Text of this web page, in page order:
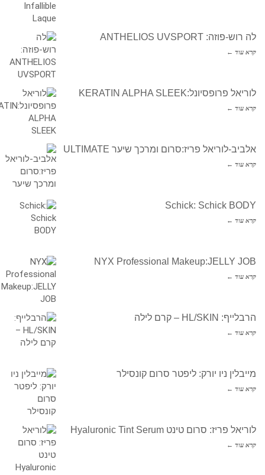
לה רוש-פוזה: ANTHELIOS UVSPORT
קרא עוד ←
לוריאל פרופסיונל:KERATIN ALPHA SLEEK
קרא עוד ←
אלביב-לוריאל פריז:סרום ומרכך שיער ULTIMATE
קרא עוד ←
Schick: Schick BODY
קרא עוד ←
NYX Professional Makeup:JELLY JOB
קרא עוד ←
הרבלייף: HL/SKIN – קרם לילה
קרא עוד ←
מייבלין ניו יורק: ליפטר סרום קונסילר
קרא עוד ←
לוריאל פריז: סרום טינט Hyaluronic Tint Serum
קרא עוד ←